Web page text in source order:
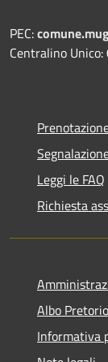
PEC:
Centralino
Leggi le FAQ
Richiesta
Albo Pretorio
Informativa